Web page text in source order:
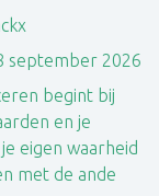
september 2026
begint bij
en je
eigen waarheid
met de ande